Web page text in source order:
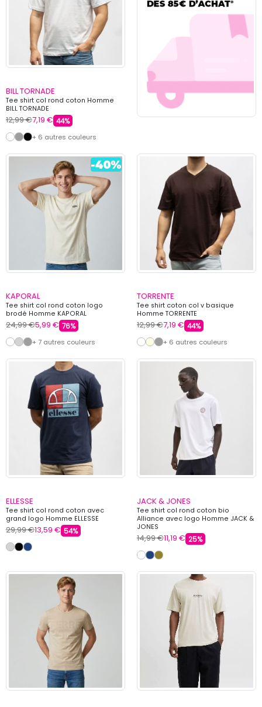
BILL TORNADE
Tee shirt col rond coton Homme
BILL TORNADE
12,99 €7,19 € 44%
+ 6 autres couleurs
KAPORAL
Tee shirt col rond coton logo
brodé Homme KAPORAL
24,99 €5,99 € 76%
+ 7 autres couleurs
TORRENTE
Tee shirt coton col v basique
Homme TORRENTE
12,99 €7,19 € 44%
+ 6 autres couleurs
ELLESSE
Tee shirt col rond coton avec
grand logo Homme ELLESSE
29,99 €13,59 € 54%
JACK & JONES
Tee shirt col rond coton bio
Alliance avec logo Homme JACK &
JONES
14,99 €11,19 € 25%